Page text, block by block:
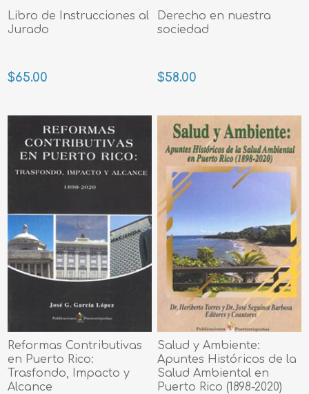
Libro de Instrucciones al
Jurado
$65.00
Derecho en nuestra
sociedad
$58.00
Reformas Contributivas
en Puerto Rico:
Trasfondo, Impacto y
Alcance
Salud y Ambiente:
Apuntes Históricos de la
Salud Ambiental en
Puerto Rico (1898-2020)